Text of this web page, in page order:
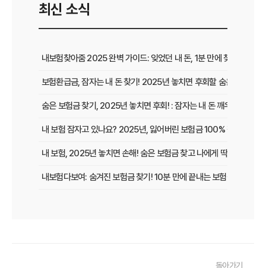
최신 소식
내보험찾아줌 2025 완벽 가이드: 잊었던 내 돈, 1분 만에 찾는 비법 공
보험환급금, 잠자는 내 돈 찾기! 2025년 놓치면 후회할 숨은 보험금
숨은 보험금 찾기, 2025년 놓치면 후회! : 잠자는 내 돈 깨우고 보험료
내 보험 잠자고 있나요? 2025년, 잃어버린 보험금 100% 찾는 법!
내 보험, 2025년 놓치면 손해! 숨은 보험금 찾고 나에게 딱 맞는 보장
내보험다보여: 숨겨진 보험금 찾기! 10분 만에 끝내는 보험금 청구 비법
돌아가기